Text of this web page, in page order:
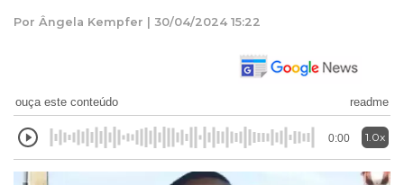
Por Ângela Kempfer | 30/04/2024 15:22
ouça este conteúdo readme
0:00 1.0x